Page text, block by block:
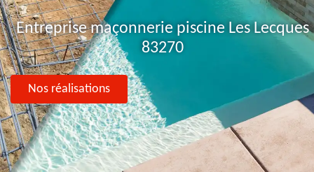
Entreprise maçonnerie piscine Les Lecques
83270
Nos réalisations